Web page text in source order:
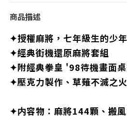
商品描述
✦授權麻將，七年級生的少
✦經典街機還原麻將套組
✦附經典拳皇 '98待機畫面
✦壓克力製作、草薙不滅之
✦内容物：麻將144顆、搬